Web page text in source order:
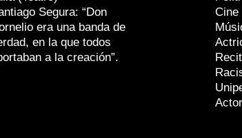
Segura: “Don
era una banda de
en la que todos
a la creación”.
Cine